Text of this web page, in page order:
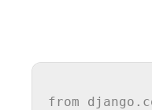
from